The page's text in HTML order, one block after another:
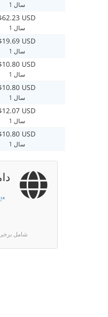
1 سال
USD
1 سال
USD
1 سال
USD
1 سال
USD
1 سال
USD
1 سال
USD
1 سال
همینک دامنه خود را انتقال دهید تا یک سال نیز تمدید گردد!*
* شامل